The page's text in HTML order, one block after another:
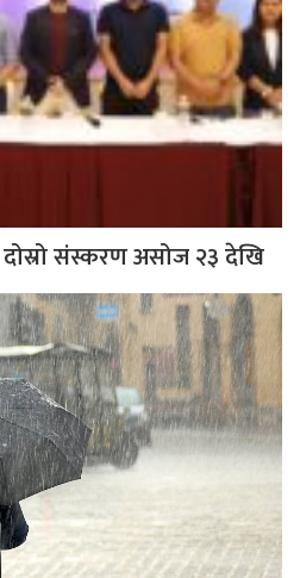
संस्करण असोज २३ देखि